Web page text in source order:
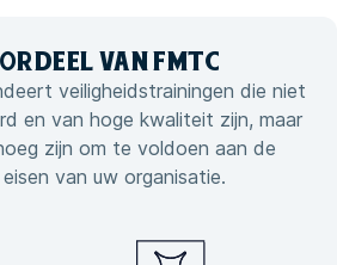
VANFMTC
veiligheidstrainingen die niet
en van hoge kwaliteit zijn, maar
zijn om te voldoen aan de
van uw organisatie.